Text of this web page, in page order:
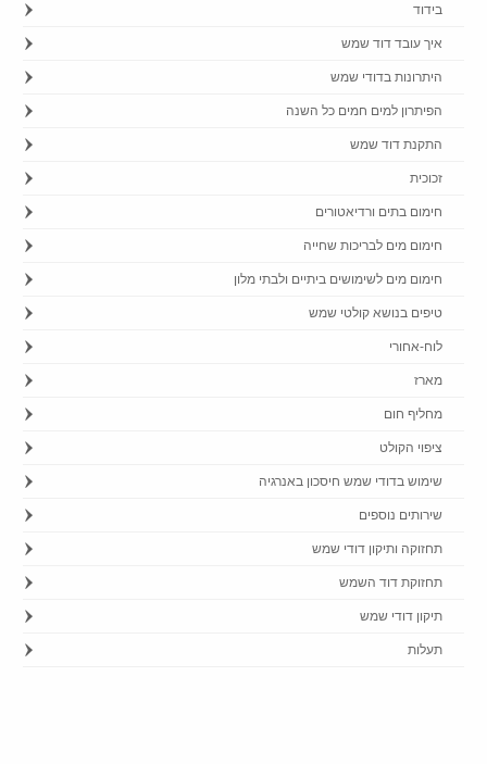
בידוד
איך עובד דוד שמש
היתרונות בדודי שמש
הפיתרון למים חמים כל השנה
התקנת דוד שמש
זכוכית
חימום בתים ורדיאטורים
חימום מים לבריכות שחייה
חימום מים לשימושים ביתיים ולבתי מלון
טיפים בנושא קולטי שמש
לוח-אחורי
מארז
מחליף חום
ציפוי הקולט
שימוש בדודי שמש חיסכון באנרגיה
שירותים נוספים
תחזוקה ותיקון דודי שמש
תחזוקת דוד השמש
תיקון דודי שמש
תעלות